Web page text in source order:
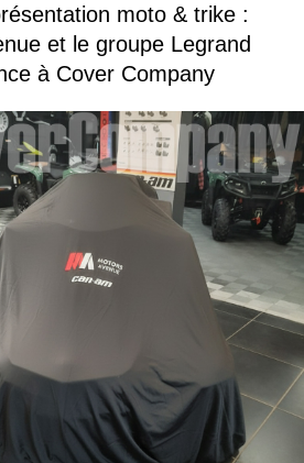
moto & trike :
et le groupe Legrand
à Cover Company